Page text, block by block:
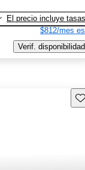
El precio incluye tasas
$812/mes
Verif. disponibilidad